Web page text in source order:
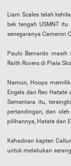
Liam Scales telah
bek tengah USMNT
senegaranya Cameron
Paulo Bernardo
Raith Rovers di Piala
Namun, Hoops
Engels dan Reo
Sementara itu,
pertandingan, dan
pilihannya, Hatate dan
Kehadiran kapten
untuk melakukan